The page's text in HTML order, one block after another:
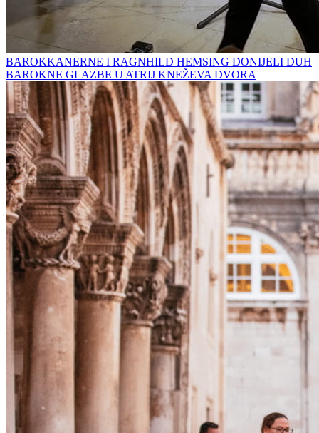
BAROKKANERNE I RAGNHILD HEMSING DONIJELI DUH
BAROKNE GLAZBE U ATRIJ KNEŽEVA DVORA